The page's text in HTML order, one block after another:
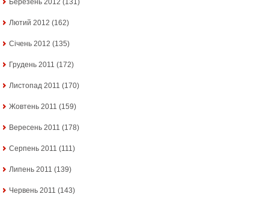
Березень 2012 (131)
Лютий 2012 (162)
Січень 2012 (135)
Грудень 2011 (172)
Листопад 2011 (170)
Жовтень 2011 (159)
Вересень 2011 (178)
Серпень 2011 (111)
Липень 2011 (139)
Червень 2011 (143)